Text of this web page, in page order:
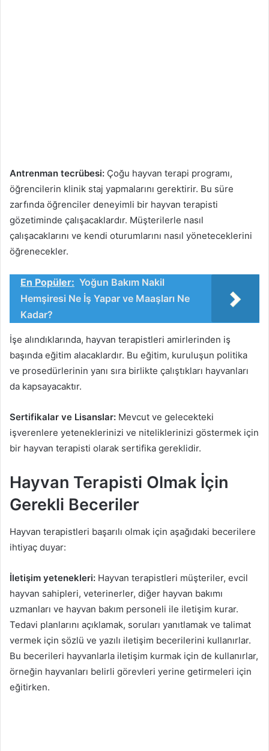
Antrenman tecrübesi: Çoğu hayvan terapi programı,
öğrencilerin klinik staj yapmalarını gerektirir. Bu süre
zarfında öğrenciler deneyimli bir hayvan terapisti
gözetiminde çalışacaklardır. Müşterilerle nasıl
çalışacaklarını ve kendi oturumlarını nasıl yöneteceklerini
öğrenecekler.
En Popüler: Yoğun Bakım Nakil
Hemşiresi Ne İş Yapar ve Maaşları Ne
Kadar?
İşe alındıklarında, hayvan terapistleri amirlerinden iş
başında eğitim alacaklardır. Bu eğitim, kuruluşun politika
ve prosedürlerinin yanı sıra birlikte çalıştıkları hayvanları
da kapsayacaktır.
Sertifikalar ve Lisanslar: Mevcut ve gelecekteki
işverenlere yeteneklerinizi ve niteliklerinizi göstermek için
bir hayvan terapisti olarak sertifika gereklidir.
Hayvan Terapisti Olmak İçin
Gerekli Beceriler
Hayvan terapistleri başarılı olmak için aşağıdaki becerilere
ihtiyaç duyar:
İletişim yetenekleri: Hayvan terapistleri müşteriler, evcil
hayvan sahipleri, veterinerler, diğer hayvan bakımı
uzmanları ve hayvan bakım personeli ile iletişim kurar.
Tedavi planlarını açıklamak, soruları yanıtlamak ve talimat
vermek için sözlü ve yazılı iletişim becerilerini kullanırlar.
Bu becerileri hayvanlarla iletişim kurmak için de kullanırlar,
örneğin hayvanları belirli görevleri yerine getirmeleri için
eğitirken.